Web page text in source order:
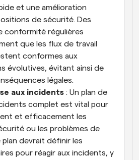
et une amélioration
de sécurité. Des
conformité régulières
que les flux de travail
conformes aux
évolutives, évitant ainsi de
légales.
aux incidents : Un plan de
complet est vital pour
et efficacement les
ou les problèmes de
devrait définir les
pour réagir aux incidents, y